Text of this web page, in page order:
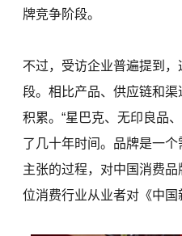
牌竞争阶段。
不过，受访企业普遍提到
段。相比产品、供应链和
积累。“星巴克、无印良品
了几十年时间。品牌是一
主张的过程，对中国消费
位消费行业从业者对《中国